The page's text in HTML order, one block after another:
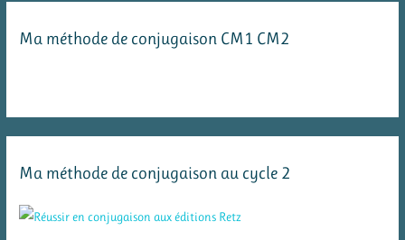
Ma méthode de conjugaison CM1 CM2
Ma méthode de conjugaison au cycle 2